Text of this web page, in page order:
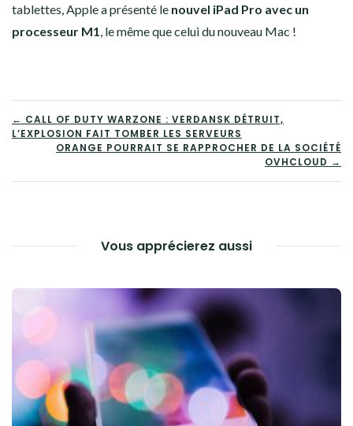
tablettes, Apple a présenté le nouvel iPad Pro avec un
processeur M1 , le même que celui du nouveau Mac !
NAVIGATION
L’ARTICLE
← CALL OF DUTY WARZONE : VERDANSK DÉTRUIT,
L’EXPLOSION FAIT TOMBER LES SERVEURS
ORANGE POURRAIT SE RAPPROCHER DE LA SOCIÉTÉ
OVHCLOUD →
Vous apprécierez aussi